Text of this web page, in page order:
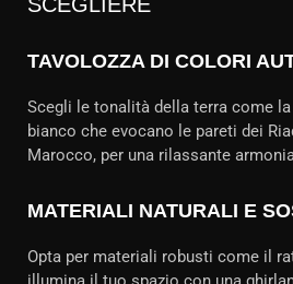
TAVOLOZZA DI COLORI
Scegli le tonalità della terra come
bianco che evocano le pareti dei
Marocco, per una rilassante
MATERIALI NATURALI E
Opta per materiali robusti come il